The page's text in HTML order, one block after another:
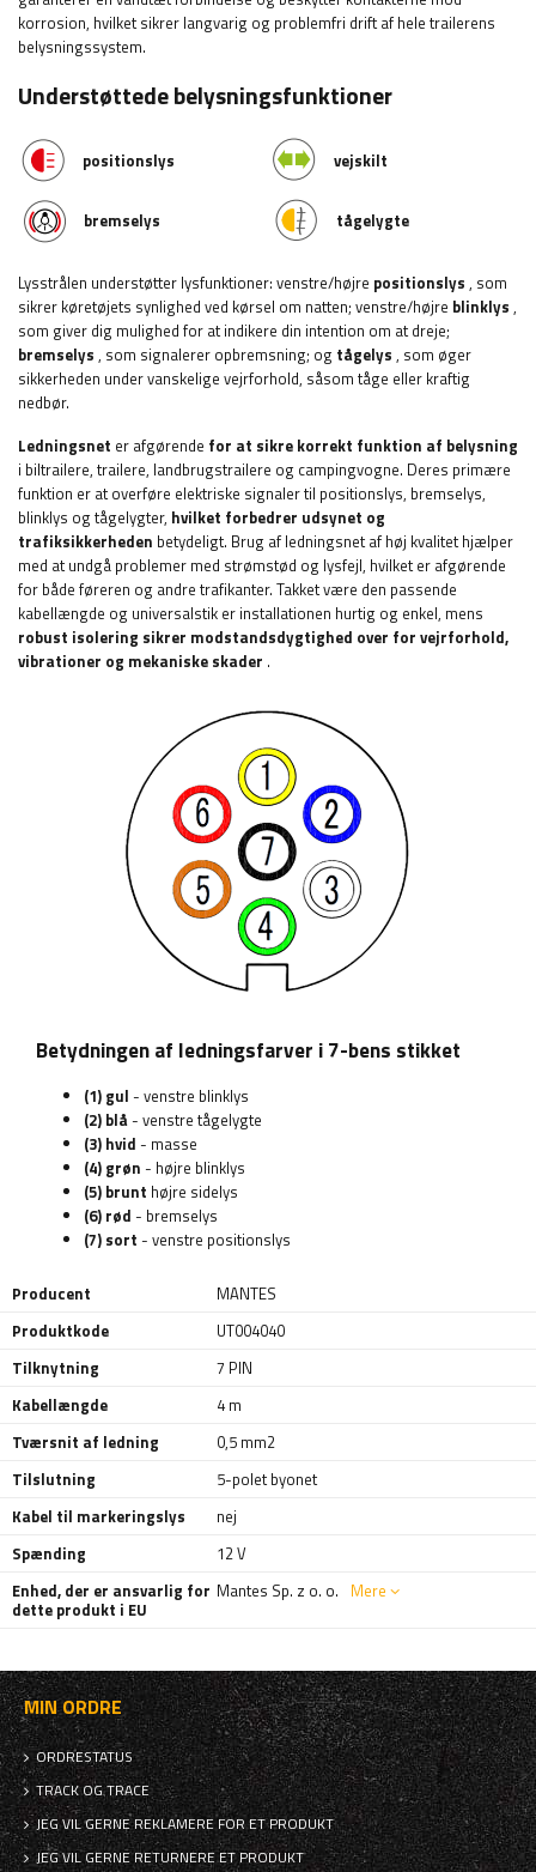
korrosion, hvilket sikrer langvarig og problemfri drift af hele trailerens
belysningssystem.
Understøttede belysningsfunktioner
positionslys vejskilt
bremselys tågelygte
Lysstrålen understøtter lysfunktioner: venstre/højre positionslys , som
sikrer køretøjets synlighed ved kørsel om natten; venstre/højre blinklys ,
som giver dig mulighed for at indikere din intention om at dreje;
bremselys , som signalerer opbremsning; og tågelys , som øger
sikkerheden under vanskelige vejrforhold, såsom tåge eller kraftig
nedbør.
Ledningsnet er afgørende for at sikre korrekt funktion af belysning
i biltrailere, trailere, landbrugstrailere og campingvogne. Deres primære
funktion er at overføre elektriske signaler til positionslys, bremselys,
blinklys og tågelygter, hvilket forbedrer udsynet og
trafiksikkerheden betydeligt. Brug af ledningsnet af høj kvalitet hjælper
med at undgå problemer med strømstød og lysfejl, hvilket er afgørende
for både føreren og andre trafikanter. Takket være den passende
kabellængde og universalstik er installationen hurtig og enkel, mens
robust isolering sikrer modstandsdygtighed over for vejrforhold,
vibrationer og mekaniske skader .
Betydningen af ​​ledningsfarver i 7-bens stikket
(1) gul - venstre blinklys
(2) blå - venstre tågelygte
(3) hvid - masse
(4) grøn - højre blinklys
(5) brunt højre sidelys
(6) rød - bremselys
(7) sort - venstre positionslys
Producent
MANTES
Produktkode
UT004040
Tilknytning
7 PIN
Kabellængde
4 m
Tværsnit af ledning
0,5 mm2
Tilslutning
5-polet byonet
Kabel til markeringslys
nej
Spænding
12 V
Enhed, der er ansvarlig for
dette produkt i EU
Mantes Sp. z o. o. Mere
MIN ORDRE
ORDRESTATUS
TRACK OG TRACE
JEG VIL GERNE REKLAMERE FOR ET PRODUKT
JEG VIL GERNE RETURNERE ET PRODUKT